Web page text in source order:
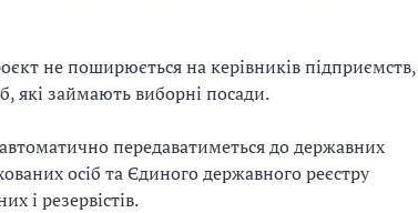
не поширюється на керівників підприємств,
які займають виборні посади.
передаватиметься до державних
осіб та Єдиного державного реєстру
і резервістів.